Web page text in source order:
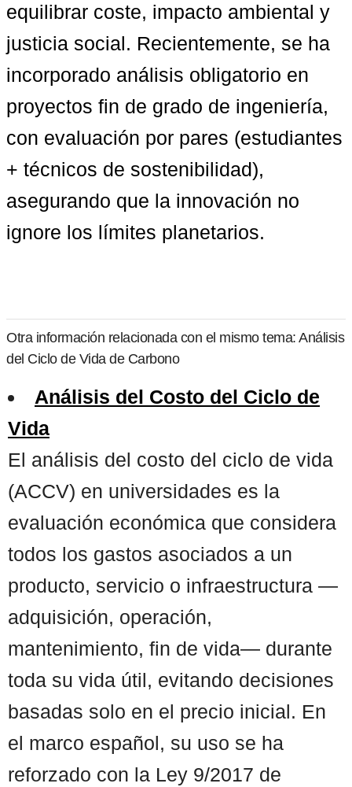
equilibrar coste, impacto ambiental y
justicia social. Recientemente, se ha
incorporado análisis obligatorio en
proyectos fin de grado de ingeniería,
con evaluación por pares (estudiantes
+ técnicos de sostenibilidad),
asegurando que la innovación no
ignore los límites planetarios.
Otra información relacionada con el mismo tema: Análisis
del Ciclo de Vida de Carbono
Análisis del Costo del Ciclo de
Vida
El análisis del costo del ciclo de vida
(ACCV) en universidades es la
evaluación económica que considera
todos los gastos asociados a un
producto, servicio o infraestructura —
adquisición, operación,
mantenimiento, fin de vida— durante
toda su vida útil, evitando decisiones
basadas solo en el precio inicial. En
el marco español, su uso se ha
reforzado con la Ley 9/2017 de